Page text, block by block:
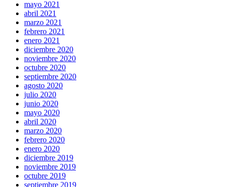
mayo 2021
abril 2021
marzo 2021
febrero 2021
enero 2021
diciembre 2020
noviembre 2020
octubre 2020
septiembre 2020
agosto 2020
julio 2020
junio 2020
mayo 2020
abril 2020
marzo 2020
febrero 2020
enero 2020
diciembre 2019
noviembre 2019
octubre 2019
septiembre 2019